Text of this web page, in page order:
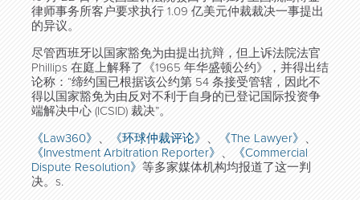
律师事务所客户要求执行 1.09 亿美元仲裁裁决一事提出
的异议。
尽管西班牙以国家豁免为由提出抗辩，但上诉法院法官
Phillips 在庭上解释了《1965 年华盛顿公约》，并得出结
论称：“缔约国已根据该公约第 54 条接受管辖，因此不
得以国家豁免为由反对不利于自身的已登记国际投资争
端解决中心 (ICSID) 裁决”。
《Law360》 、 《环球仲裁评论》 、 《The Lawyer》 、
《Investment Arbitration Reporter》 、
《Commercial
Dispute Resolution》 等多家媒体机构均报道了这一判
决。s.